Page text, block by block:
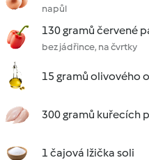
napůl
130 gramů červené
bez jádřince, na čvrtky
15 gramů olivového
300 gramů kuřecích
1 čajová lžička soli